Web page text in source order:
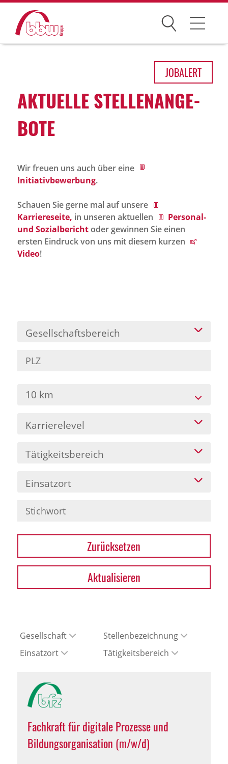
Suchen
Über uns
Historie
bbw als Arbeitgeber
Jobportal
Presse und Medien
Karriere
Presse
News Archiv
JOBALERT
AKTU­ELLE STEL­LEN­AN­GE­
BOTE
Wir freuen uns auch über eine
Initiativbewerbung.
Schauen Sie gerne mal auf unsere
Karriereseite, in unseren aktuellen
Personal-
und Sozialberichtoder gewinnen Sie einen
ersten Eindruck von uns mit diesem kurzen
Video!
Gesellschaftsbereich
10 km
Karrierelevel
Tätigkeitsbereich
Einsatzort
Zurücksetzen
Aktualisieren
Gesellschaft
Stellenbezeichnung
Einsatzort
Tätigkeitsbereich
Fachkraft für digitale Prozesse und
Bildungsorganisation (m/w/d)